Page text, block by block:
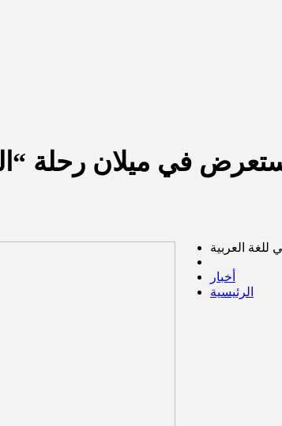
في ميلان رحلة
العربية
أخبار
الرئيسية